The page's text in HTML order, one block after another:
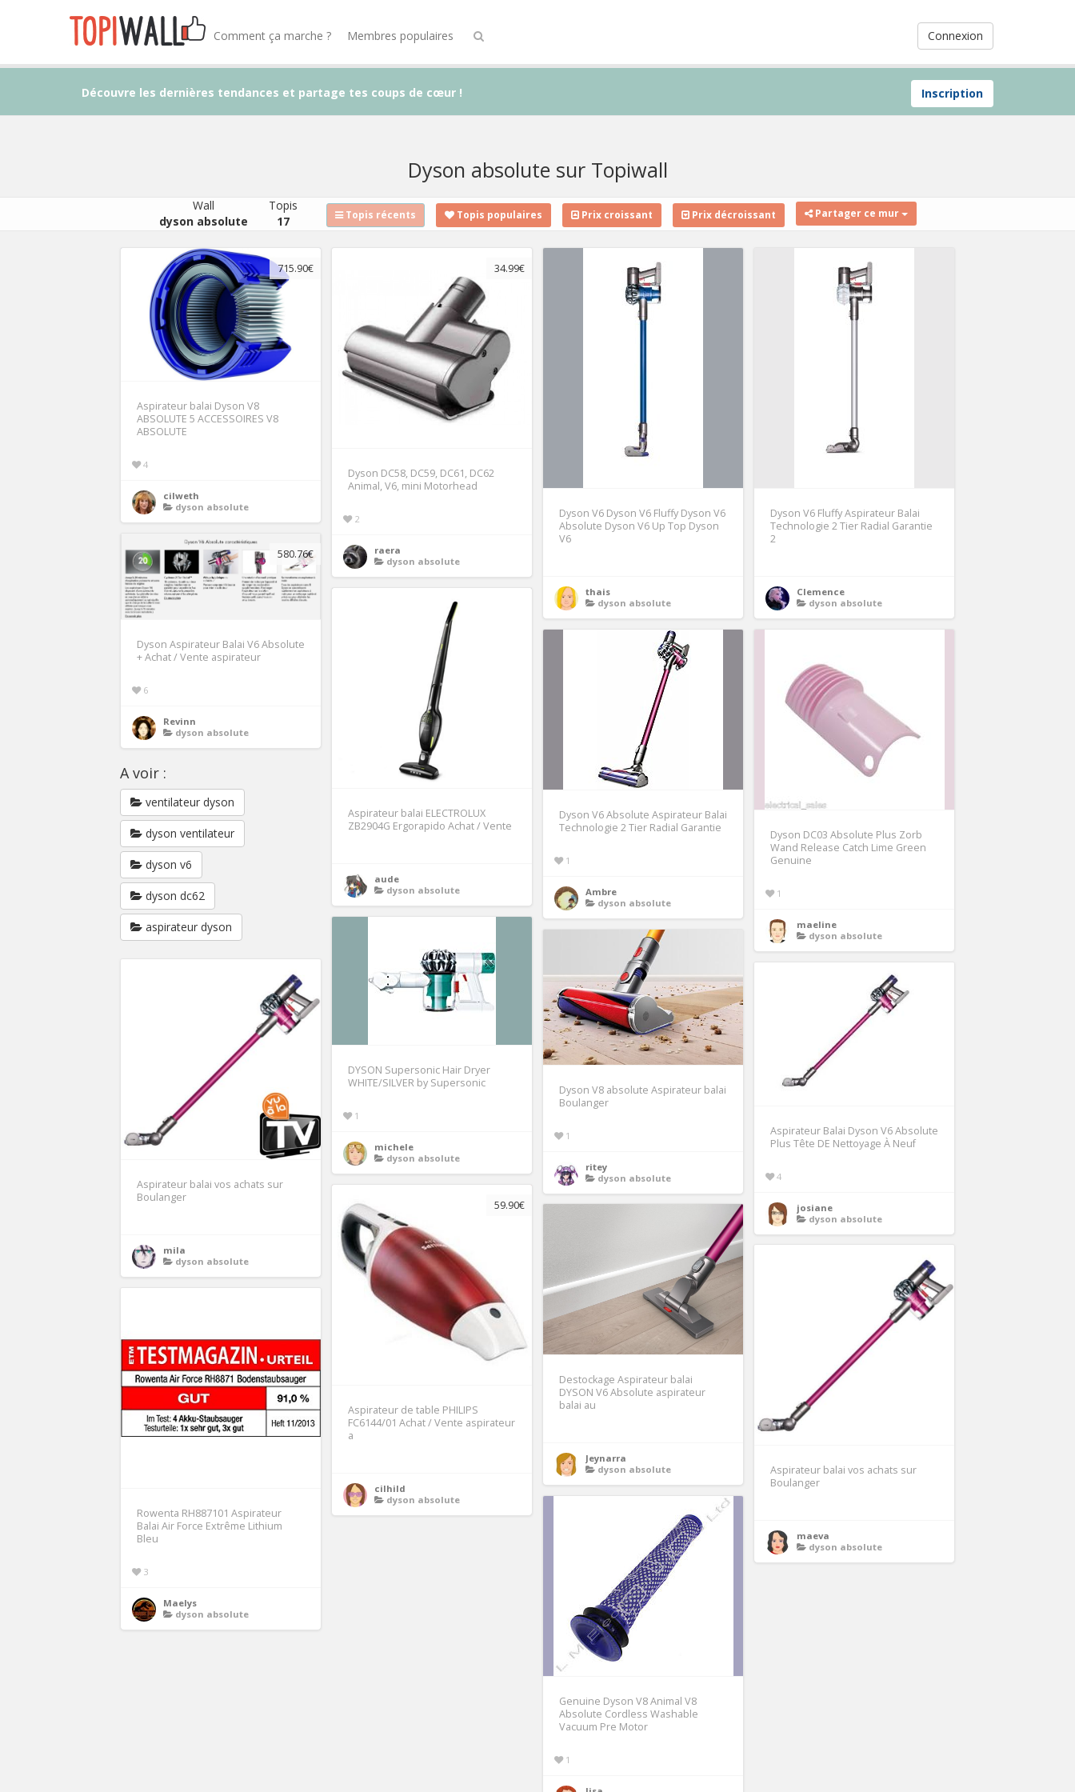
Connexion
Comment ça marche ? Membres populaires
Inscription
Découvre les dernières tendances et partage tes coups de cœur !
Dyson absolute sur Topiwall
Wall
dyson absolute
Topis
17
Topis récents Topis populaires Prix croissant Prix décroissant Partager ce mur
715.90€
Aspirateur balai Dyson V8
ABSOLUTE 5 ACCESSOIRES V8
ABSOLUTE
4
cilweth
dyson absolute
34.99€
Dyson DC58, DC59, DC61, DC62
Animal, V6, mini Motorhead
2
raera
dyson absolute
Dyson V6 Dyson V6 Fluffy Dyson V6
Absolute Dyson V6 Up Top Dyson
V6
thais
dyson absolute
Dyson V6 Fluffy Aspirateur Balai
Technologie 2 Tier Radial Garantie
2
Clemence
dyson absolute
580.76€
Dyson Aspirateur Balai V6 Absolute
+ Achat / Vente aspirateur
6
Revinn
dyson absolute
Aspirateur balai ELECTROLUX
ZB2904G Ergorapido Achat / Vente
aude
dyson absolute
Dyson V6 Absolute Aspirateur Balai
Technologie 2 Tier Radial Garantie
1
Ambre
dyson absolute
Dyson DC03 Absolute Plus Zorb
Wand Release Catch Lime Green
Genuine
1
maeline
dyson absolute
A voir :
ventilateur dyson
dyson ventilateur
dyson v6
dyson dc62
aspirateur dyson
DYSON Supersonic Hair Dryer
WHITE/SILVER by Supersonic
1
michele
dyson absolute
Dyson V8 absolute Aspirateur balai
Boulanger
1
ritey
dyson absolute
Aspirateur balai vos achats sur
Boulanger
mila
dyson absolute
Aspirateur Balai Dyson V6 Absolute
Plus Tête DE Nettoyage À Neuf
4
josiane
dyson absolute
59.90€
Aspirateur de table PHILIPS
FC6144/01 Achat / Vente aspirateur
a
cilhild
dyson absolute
Destockage Aspirateur balai
DYSON V6 Absolute aspirateur
balai au
Jeynarra
dyson absolute
Aspirateur balai vos achats sur
Boulanger
maeva
dyson absolute
Rowenta RH887101 Aspirateur
Balai Air Force Extrême Lithium
Bleu
3
Maelys
dyson absolute
Genuine Dyson V8 Animal V8
Absolute Cordless Washable
Vacuum Pre Motor
1